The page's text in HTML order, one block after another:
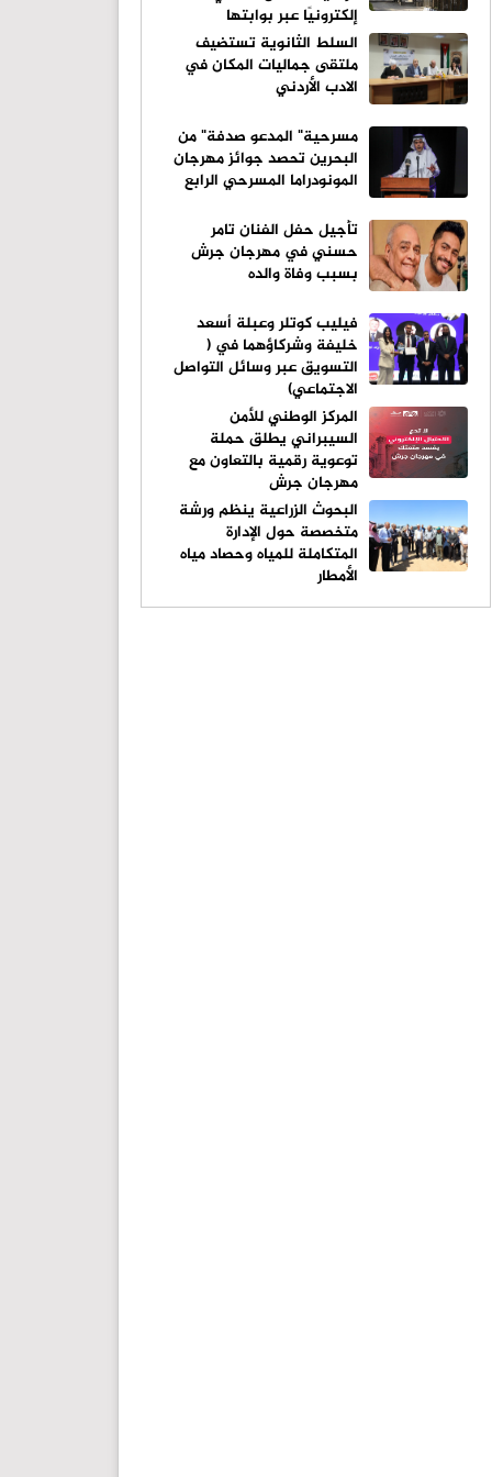
إلكترونيًا عبر بوابتها
الإلكترونية
السلط الثانوية تستضيف
ملتقى جماليات المكان في
الادب الأردني
مسرحية" المدعو صدفة" من
البحرين تحصد جوائز مهرجان
المونودراما المسرحي الرابع
تأجيل حفل الفنان تامر
حسني في مهرجان جرش
بسبب وفاة والده
فيليب كوتلر وعبلة أسعد
خليفة وشركاؤهما في (
التسويق عبر وسائل التواصل
الاجتماعي)
المركز الوطني للأمن
السيبراني يطلق حملة
توعوية رقمية بالتعاون مع
مهرجان جرش
البحوث الزراعية ينظم ورشة
متخصصة حول الإدارة
المتكاملة للمياه وحصاد مياه
الأمطار